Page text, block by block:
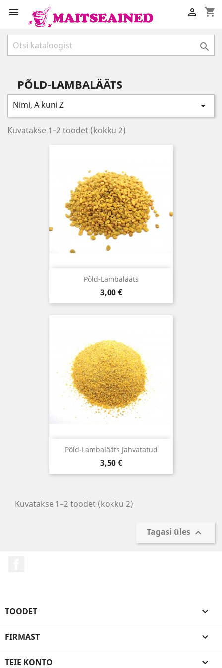
 shopping_cart


PÕLD-LAMBALÄÄTS
Nimi, A kuni Z 
Kuvatakse 1–2 toodet (kokku 2)
Põld-Lambalääts
Hind
3,00 €
Põld-Lambalääts Jahvatatud
Hind
3,50 €
Kuvatakse 1–2 toodet (kokku 2)
Tagasi üles 
TOODET 
FIRMAST 
TEIE KONTO 